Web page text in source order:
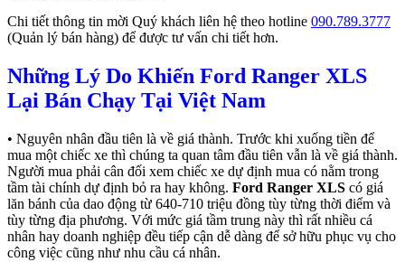
Chi tiết thông tin mời Quý khách liên hệ theo hotline 090.789.3777
(Quản lý bán hàng) để được tư vấn chi tiết hơn.
Những Lý Do Khiến Ford Ranger XLS
Lại Bán Chạy Tại Việt Nam
• Nguyên nhân đầu tiên là về giá thành. Trước khi xuống tiền để
mua một chiếc xe thì chúng ta quan tâm đầu tiên vẫn là về giá thành.
Người mua phải cân đối xem chiếc xe dự định mua có nằm trong
tầm tài chính dự định bỏ ra hay không. Ford Ranger XLS có giá
lăn bánh của dao động từ 640-710 triệu đồng tùy từng thời điểm và
tùy từng địa phương. Với mức giá tầm trung này thì rất nhiều cá
nhân hay doanh nghiệp đều tiếp cận dễ dàng để sở hữu phục vụ cho
công việc cũng như nhu cầu cá nhân.